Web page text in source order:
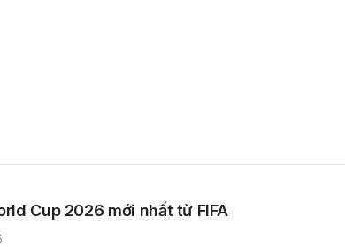
Cup 2026 mới nhất từ FIFA